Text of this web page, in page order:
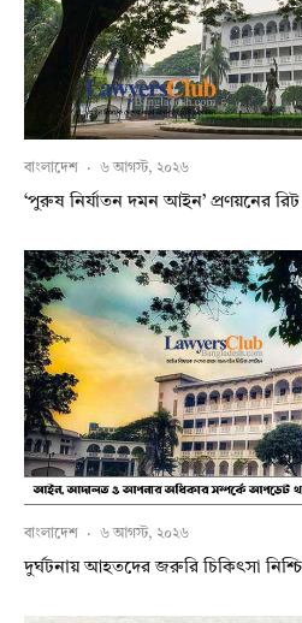
বাংলাদেশ · ৬ আগস্ট, ২০২৬
‘পুরুষ নির্যাতন দমন আইন’ প্রণয়নের
বাংলাদেশ · ৬ আগস্ট, ২০২৬
দুর্ঘটনায় আহতদের জরুরি চিকিৎসা